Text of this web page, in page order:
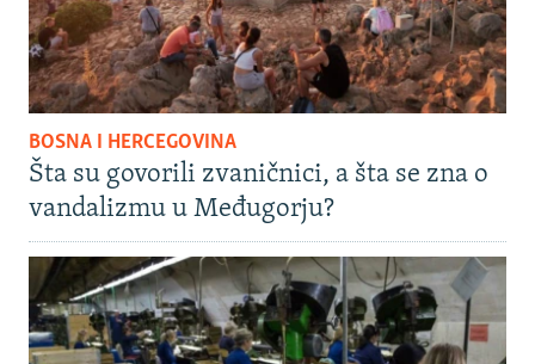
BOSNA I HERCEGOVINA
Šta su govorili zvaničnici, a šta se zna o
vandalizmu u Međugorju?